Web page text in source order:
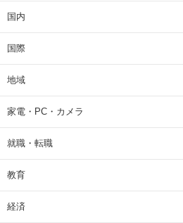
国内
国際
地域
家電・PC・カメラ
就職・転職
教育
経済